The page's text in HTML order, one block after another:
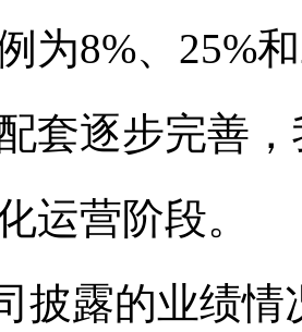
为8%、25%
套逐步完善
运营阶段。
披露的业绩